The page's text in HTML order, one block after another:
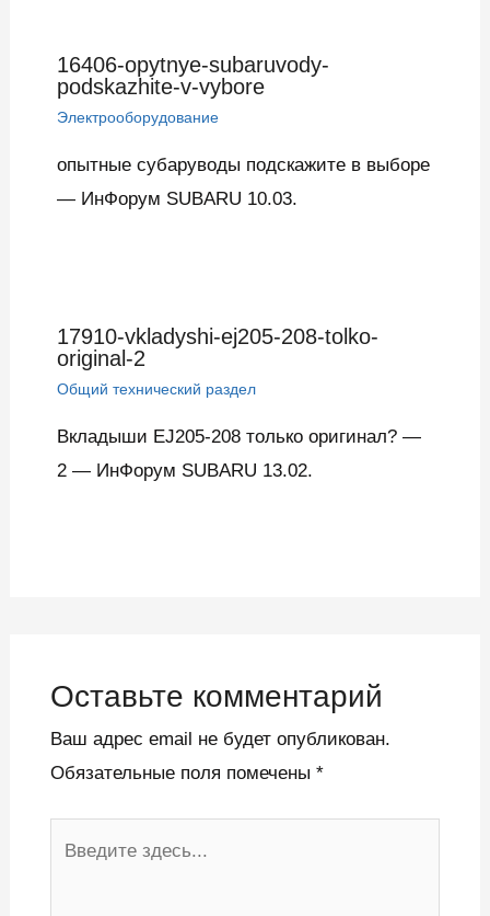
16406-opytnye-subaruvody-
podskazhite-v-vybore
Электрооборудование
опытные субаруводы подскажите в выборе
— ИнФорум SUBARU 10.03.
17910-vkladyshi-ej205-208-tolko-
original-2
Общий технический раздел
Вкладыши EJ205-208 только оригинал? —
2 — ИнФорум SUBARU 13.02.
Оставьте комментарий
Ваш адрес email не будет опубликован.
Обязательные поля помечены *